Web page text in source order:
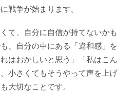
戦争が始まります。
て、自分に自信が持てないかも
、自分の中にある「違和感」を
はおかしいと思う」「私はこん
小さくてもそうやって声を上げ
大切なことです。